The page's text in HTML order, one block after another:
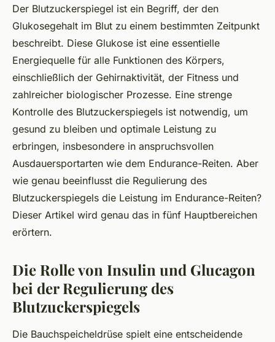
Der Blutzuckerspiegel ist ein Begriff, der den
Glukosegehalt im Blut zu einem bestimmten Zeitpunkt
beschreibt. Diese Glukose ist eine essentielle
Energiequelle für alle Funktionen des Körpers,
einschließlich der Gehirnaktivität, der Fitness und
zahlreicher biologischer Prozesse. Eine strenge
Kontrolle des Blutzuckerspiegels ist notwendig, um
gesund zu bleiben und optimale Leistung zu
erbringen, insbesondere in anspruchsvollen
Ausdauersportarten wie dem Endurance-Reiten. Aber
wie genau beeinflusst die Regulierung des
Blutzuckerspiegels die Leistung im Endurance-Reiten?
Dieser Artikel wird genau das in fünf Hauptbereichen
erörtern.
Die Rolle von Insulin und Glucagon
bei der Regulierung des
Blutzuckerspiegels
Die Bauchspeicheldrüse spielt eine entscheidende